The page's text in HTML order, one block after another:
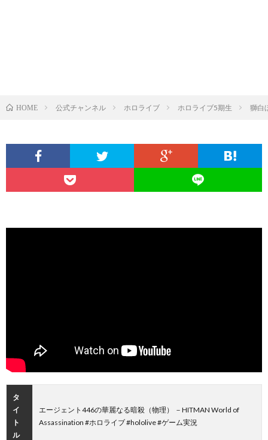
HOME 公式チャンネル ホロライブ ホロライブ5期生 獅白
タ
イ
ト
ル
エージェント446の華麗なる暗殺（物理） －HITMAN World of
Assassination #ホロライブ #hololive #ゲーム実況